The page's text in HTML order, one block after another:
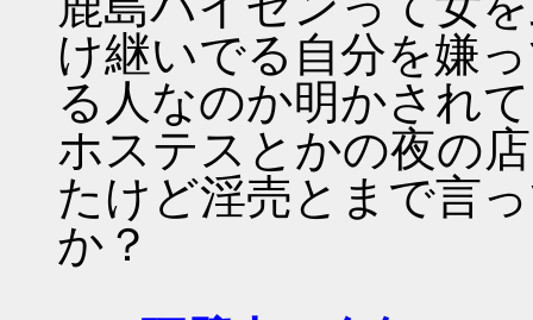
け継いでる自分を嫌
る人なのか明かされ
ホステスとかの夜の
たけど淫売とまで言
か？